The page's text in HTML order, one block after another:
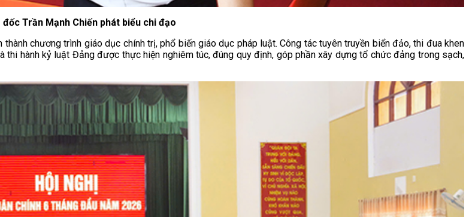
đốc Trần Mạnh Chiến phát biểu chi đạo
chương trình giáo dục chính trị, phổ biến giáo dục pháp luật. Công tác tuyên truyền biển đảo, thi đua khen
thi hành kỷ luật Đảng được thực hiện nghiêm túc, đúng quy định, góp phần xây dựng tổ chức đảng trong sạch,